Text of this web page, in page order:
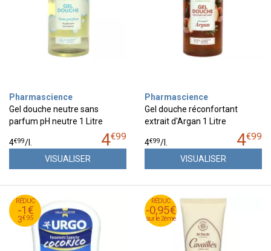
Pharmascience
Gel douche neutre sans
parfum pH neutre 1 Litre
4€99
4€99/l.
VISUALISER
Pharmascience
Gel douche réconfortant
extrait d'Argan 1 Litre
4€99
4€99/l.
VISUALISER
RÉDUC
-1€
3€95
4
€
95
3
€
95
RÉDUC
-0,95€
sur le 2ème
RÉDUC
-0,95€
sur le 2ème